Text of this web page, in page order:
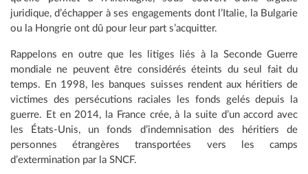
juridique, d’échapper à ses engagements dont l’Italie, la Bulgarie
ou la Hongrie ont dû pour leur part s’acquitter.
Rappelons en outre que les litiges liés à la Seconde Guerre
mondiale ne peuvent être considérés éteints du seul fait du
temps. En 1998, les banques suisses rendent aux héritiers de
victimes des persécutions raciales les fonds gelés depuis la
guerre. Et en 2014, la France crée, à la suite d’un accord avec
les États-Unis, un fonds d’indemnisation des héritiers de
personnes étrangères transportées vers les camps
d’extermination par la SNCF.